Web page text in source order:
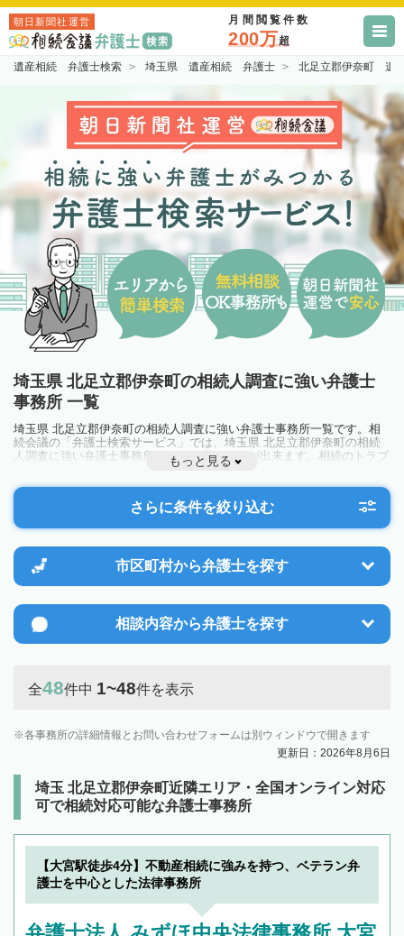
朝日新聞社運営 月間閲覧件数
200万超
遺産相続 弁護士検索 埼玉県 遺産相続 弁護士 北足立郡伊奈町 遺
埼玉県 北足立郡伊奈町の相続人調査に強い弁護士
事務所 一覧
埼玉県 北足立郡伊奈町の相続人調査に強い弁護士事務所一覧です。相
続会議の「弁護士検索サービス」では、埼玉県 北足立郡伊奈町の相続
人調査に強い弁護士事務所を一覧で見ることが出来ます。相続のトラブ
ルやお悩みを抱えている方は一度近隣の弁護士に相談してみましょう。
もっと見る
さらに条件を絞り込む
市区町村から弁護士を探す
相談内容から弁護士を探す
全48件中 1~48件を表示
各事務所の詳細情報とお問い合わせフォームは別ウィンドウで開きます
更新日：2026年8月6日
埼玉 北足立郡伊奈町近隣エリア・全国オンライン対応
可で相続対応可能な弁護士事務所
【大宮駅徒歩4分】不動産相続に強みを持つ、ベテラン弁
護士を中心とした法律事務所